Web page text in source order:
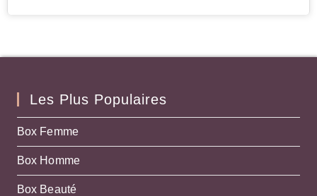
Les Plus Populaires
Box Femme
Box Homme
Box Beauté